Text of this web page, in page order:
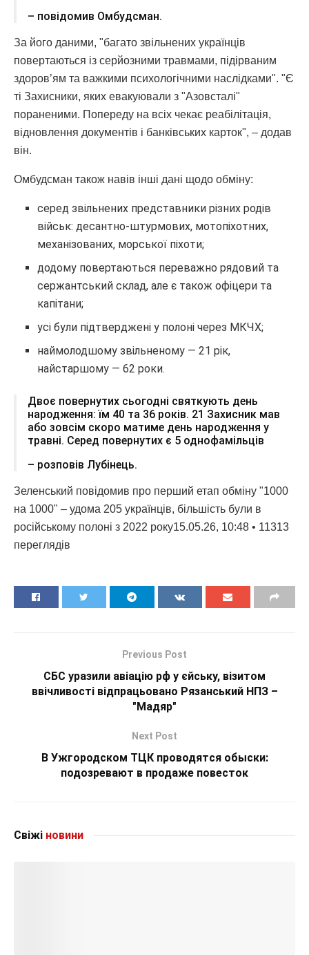
– повідомив Омбудсман.
За його даними, "багато звільнених українців
повертаються із серйозними травмами, підірваним
здоров’ям та важкими психологічними наслідками". "Є
ті Захисники, яких евакуювали з "Азовсталі"
пораненими. Попереду на всіх чекає реабілітація,
відновлення документів і банківських карток", – додав
він.
Омбудсман також навів інші дані щодо обміну:
серед звільнених представники різних родів
військ: десантно-штурмових, мотопіхотних,
механізованих, морської піхоти;
додому повертаються переважно рядовий та
сержантський склад, але є також офіцери та
капітани;
усі були підтверджені у полоні через МКЧХ;
наймолодшому звільненому — 21 рік,
найстаршому — 62 роки.
Двоє повернутих сьогодні святкують день
народження: їм 40 та 36 років. 21 Захисник мав
або зовсім скоро матиме день народження у
травні. Серед повернутих є 5 однофамільців
– розповів Лубінець.
Зеленський повідомив про перший етап обміну "1000
на 1000" – удома 205 українців, більшість були в
російському полоні з 2022 року15.05.26, 10:48 • 11313
переглядiв
Previous Post
СБС уразили авіацію рф у єйську, візитом
ввічливості відпрацьовано Рязанський НПЗ –
"Мадяр"
Next Post
В Ужгородском ТЦК проводятся обыски:
подозревают в продаже повесток
Свіжі новини